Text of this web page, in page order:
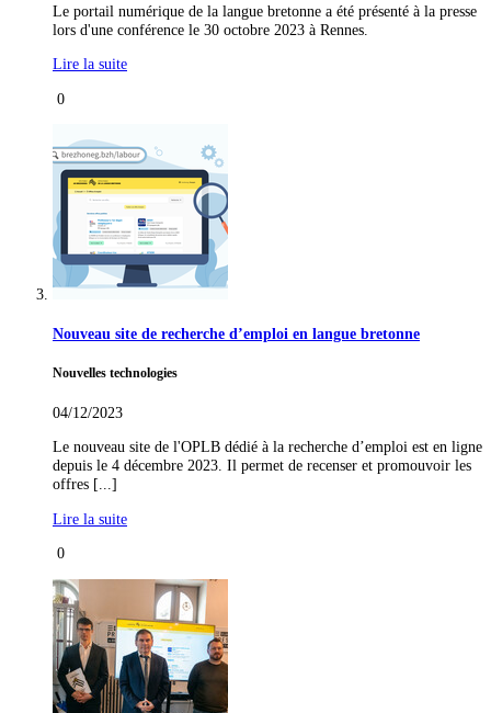
Le portail numérique de la langue bretonne a été présenté à la presse
lors d'une conférence le 30 octobre 2023 à Rennes.
Lire la suite
0
Nouveau site de recherche d’emploi en langue bretonne
Nouvelles technologies
04/12/2023
Le nouveau site de l'OPLB dédié à la recherche d’emploi est en ligne
depuis le 4 décembre 2023. Il permet de recenser et promouvoir les
offres [...]
Lire la suite
0